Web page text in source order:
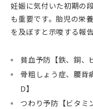
妊娠に気付いた初期の
も重要です。胎児の栄
を及ぼすと示唆する報
貧血予防【鉄、銅、
骨粗しょう症、腰背
D】
つわり予防【ビタミ